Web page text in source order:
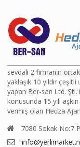
sevdalı 2 firmanın
yaklaşık 10 yıldır
yapan Ber-san Ltd.
konusunda 15 yılı
vermiş olan Hedza
7080 Sokak No:7